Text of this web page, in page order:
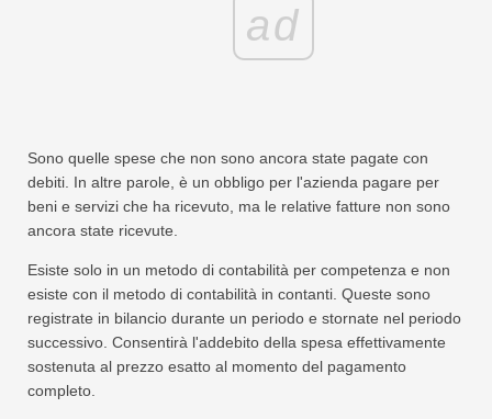
ad
Sono quelle spese che non sono ancora state pagate con
debiti. In altre parole, è un obbligo per l'azienda pagare per
beni e servizi che ha ricevuto, ma le relative fatture non sono
ancora state ricevute.
Esiste solo in un metodo di contabilità per competenza e non
esiste con il metodo di contabilità in contanti. Queste sono
registrate in bilancio durante un periodo e stornate nel periodo
successivo. Consentirà l'addebito della spesa effettivamente
sostenuta al prezzo esatto al momento del pagamento
completo.